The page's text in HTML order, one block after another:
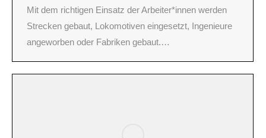
Mit dem richtigen Einsatz der Arbeiter*innen werden
Strecken gebaut, Lokomotiven eingesetzt, Ingenieure
angeworben oder Fabriken gebaut.…